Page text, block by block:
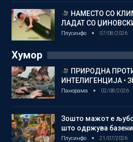
НАМЕСТО СО
ЛАДАТ СО
Плусинфо 07/08/2026
Хумор
ПРИРОДНА
ИНТЕЛИГЕНЦИЈА •
Панорама 02/08/2026
Зошто мажот е
што одржува
Плусинфо 21/07/2026